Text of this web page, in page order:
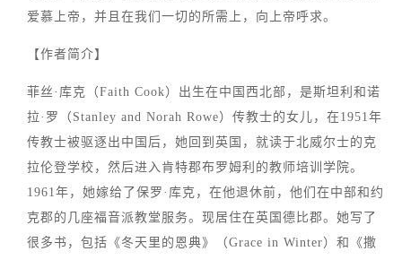
爱慕上帝，并且在我们一切的所需上，向上帝呼求。
【作者简介】
菲丝·库克（Faith Cook）出生在中国西北部，是斯坦利和诺
拉·罗（Stanley and Norah Rowe）传教士的女儿，在1951年
传教士被驱逐出中国后，她回到英国，就读于北威尔士的克
拉伦登学校，然后进入肯特郡布罗姆利的教师培训学院。
1961年，她嫁给了保罗·库克，在他退休前，他们在中部和约
克郡的几座福音派教堂服务。现居住在英国德比郡。她写了
很多书，包括《冬天里的恩典》（Grace in Winter）和《撒